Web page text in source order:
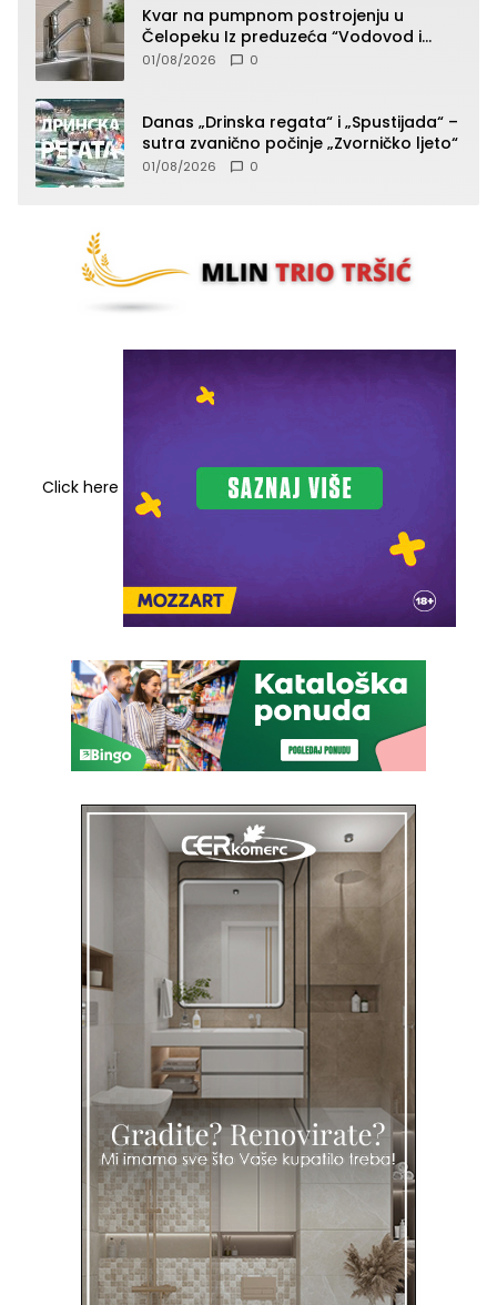
Kvar na pumpnom postrojenju u
Čelopeku Iz preduzeća “Vodovod i
komunalije”
01/08/2026 0
Danas „Drinska regata“ i „Spustijada“ –
sutra zvanično počinje „Zvorničko ljeto“
01/08/2026 0
Click here